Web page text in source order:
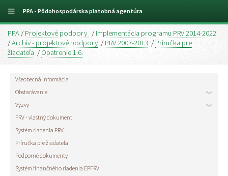
PPA / Projektové podpory / Implementácia programu PRV 2014-2022
/Archív - projektové podpory/ PRV 2007-2013 / Príručka pre
žiadateľa / Opatrenie 1.6.
Všeobecná informácia
Obstarávanie
Výzvy
PRV - vlastný dokument
Systém riadenia PRV
Príručka pre žiadateľa
Podporné dokumenty
Systém finančného riadenia EPFRV
PPA - Pôdohospodárska platobná agentúra